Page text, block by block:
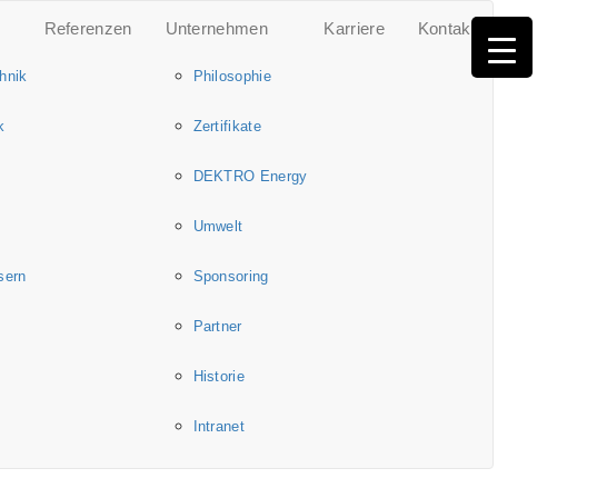
Referenzen Unternehmen
Philosophie
Zertifikate
DEKTRO Energy
Umwelt
Sponsoring
Partner
Historie
Intranet
Karriere Kontakt